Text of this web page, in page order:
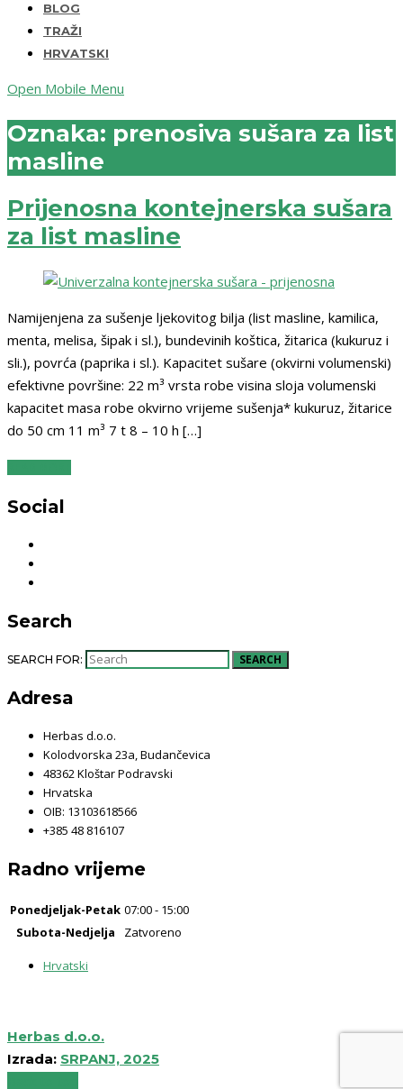
BLOG
TRAŽI
HRVATSKI
Open Mobile Menu
Oznaka: prenosiva sušara za list
masline
Prijenosna kontejnerska sušara
za list masline
Namijenjena za sušenje ljekovitog bilja (list masline, kamilica,
menta, melisa, šipak i sl.), bundevinih koštica, žitarica (kukuruz i
sli.), povrća (paprika i sl.). Kapacitet sušare (okvirni volumenski)
efektivne površine: 22 m³ vrsta robe visina sloja volumenski
kapacitet masa robe okvirno vrijeme sušenja* kukuruz, žitarice
do 50 cm 11 m³ 7 t 8 – 10 h […]
Social
Search
SEARCH FOR: SEARCH
Adresa
Herbas d.o.o.
Kolodvorska 23a, Budančevica
48362 Kloštar Podravski
Hrvatska
OIB: 13103618566
+385 48 816107
Radno vrijeme
Ponedjeljak-Petak 07:00 - 15:00
Subota-Nedjelja
Zatvoreno
Hrvatski
Herbas d.o.o.
Izrada: SRPANJ, 2025